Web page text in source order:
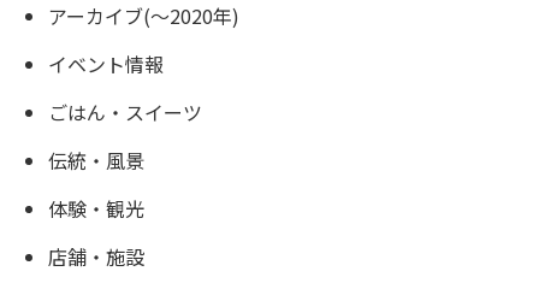
アーカイブ(〜2020年)
イベント情報
ごはん・スイーツ
伝統・風景
体験・観光
店舗・施設